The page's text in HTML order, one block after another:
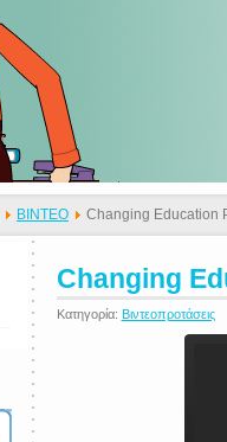
ΒΙΝΤΕΟ Changing Education
Changing
Κατηγορία: Βιντεοπροτάσεις